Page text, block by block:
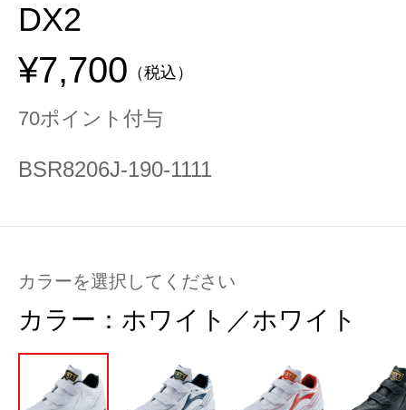
DX2
¥7,700 （税込）
70ポイント付与
BSR8206J-190-1111
カラーを選択してください
カラー： ホワイト／ホワイト